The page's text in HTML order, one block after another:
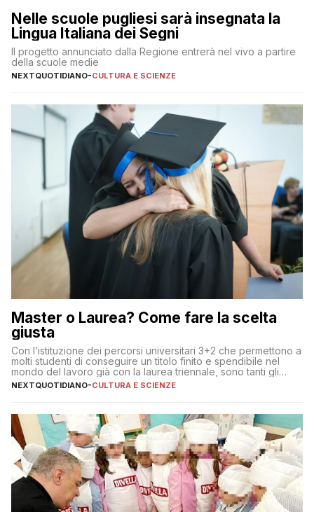
Nelle scuole pugliesi sarà insegnata la
Lingua Italiana dei Segni
Il progetto annunciato dalla Regione entrerà nel vivo a partire
della scuole medie
NEXTQUOTIDIANO-CULTURA E SCIENZE
Master o Laurea? Come fare la scelta
giusta
Con l’istituzione dei percorsi universitari 3+2 che permettono a
molti studenti di conseguire un titolo finito e spendibile nel
mondo del lavoro già con la laurea triennale, sono tanti gli
interrogativi che si pongono gli studenti una volta raggiunto
l’obiettivo di primo livello
NEXTQUOTIDIANO-CULTURA E SCIENZE